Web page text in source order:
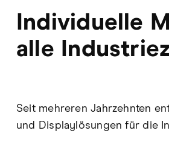
Individuelle
alle
Seit mehreren Jahrzehnten
und Displaylösungen für die